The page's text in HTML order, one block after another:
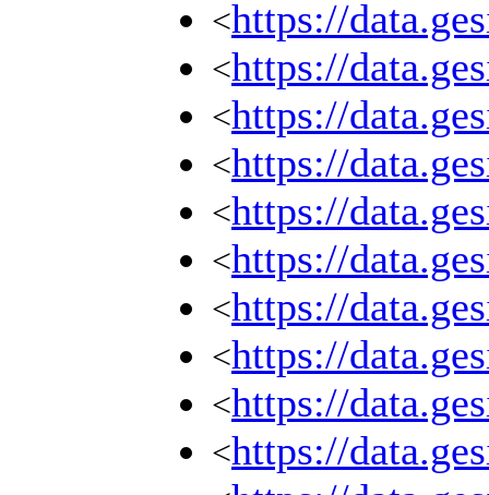
<https://
<https://
<https://
<https://
<https://
<https://
<https://
<https://
<https://
<https://